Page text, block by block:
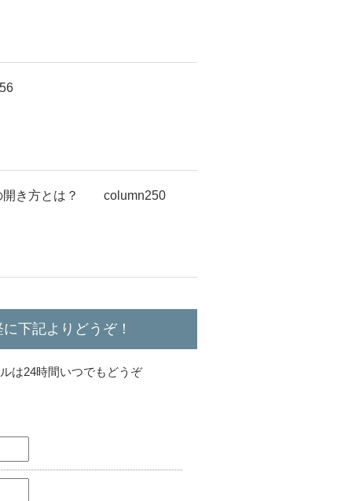
開き方とは？ column250
下記よりどうぞ！
は24時間いつでもどうぞ